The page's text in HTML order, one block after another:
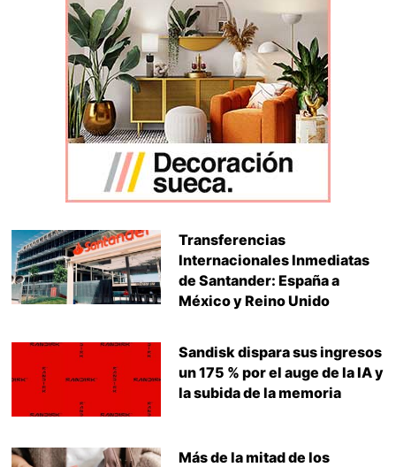
Transferencias
Internacionales Inmediatas
de Santander: España a
México y Reino Unido
Sandisk dispara sus ingresos
un 175 % por el auge de la IA y
la subida de la memoria
Más de la mitad de los